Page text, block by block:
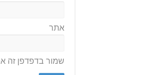
אתר
שמור בדפדפן זה